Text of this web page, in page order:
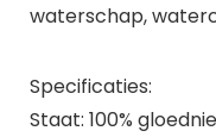
waterschap,
Specificaties:
Staat: 100%